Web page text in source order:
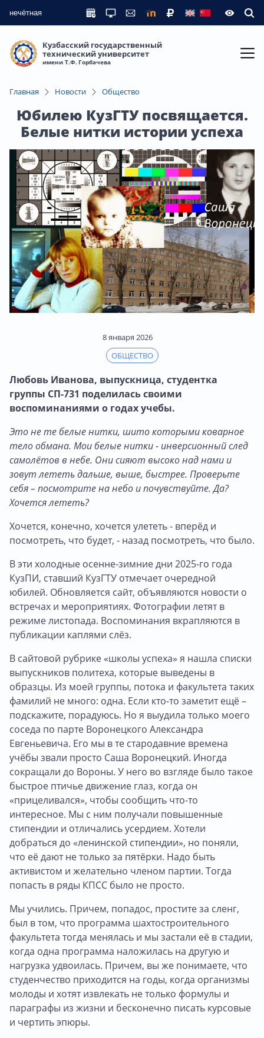
нечётная
Кузбасский государственный
технический университет
имени Т.Ф. Горбачева
Главная Новости Общество
Юбилею КузГТУ посвящается.
Белые нитки истории успеха
8 января 2026
ОБЩЕСТВО
Любовь Иванова, выпускница, студентка
группы СП-731 поделилась своими
воспоминаниями о годах учебы.
Это не те белые нитки, шито которыми коварное
тело обмана. Мои белые нитки - инверсионный след
самолётов в небе. Они сияют высоко над нами и
зовут лететь дальше, выше, быстрее. Проверьте
себя – посмотрите на небо и почувствуйте. Да?
Хочется лететь?
Хочется, конечно, хочется улететь - вперёд и
посмотреть, что будет, - назад посмотреть, что было.
В эти холодные осенне-зимние дни 2025-го года
КузПИ, ставший КузГТУ отмечает очередной
юбилей. Обновляется сайт, объявляются новости о
встречах и мероприятиях. Фотографии летят в
режиме листопада. Воспоминания вкрапляются в
публикации каплями слёз.
В сайтовой рубрике «школы успеха» я нашла списки
выпускников политеха, которые выведены в
образцы. Из моей группы, потока и факультета таких
фамилий не много: одна. Если кто-то заметит ещё –
подскажите, порадуюсь. Но я выудила только моего
соседа по парте Воронецкого Александра
Евгеньевича. Его мы в те стародавние времена
учёбы звали просто Саша Воронецкий. Иногда
сокращали до Вороны. У него во взгляде было такое
быстрое птичье движение глаз, когда он
«прицеливался», чтобы сообщить что-то
интересное. Мы с ним получали повышенные
стипендии и отличались усердием. Хотели
добраться до «ленинской стипендии», но поняли,
что её дают не только за пятёрки. Надо быть
активистом и желательно членом партии. Тогда
попасть в ряды КПСС было не просто.
Мы учились. Причем, попадос, простите за сленг,
был в том, что программа шахтостроительного
факультета тогда менялась и мы застали её в стадии,
когда одна программа наложилась на другую и
нагрузка удвоилась. Причем, вы же понимаете, что
студенчество приходится на годы, когда организмы
молоды и хотят извлекать не только формулы и
параграфы из жизни и бесконечно писать курсовые
и чертить эпюры.